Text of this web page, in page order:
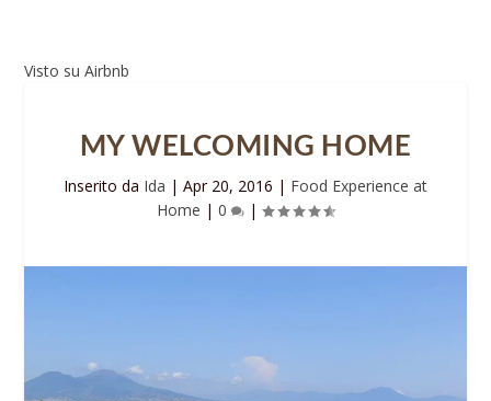
Visto su Airbnb
MY WELCOMING HOME
Inserito da Ida | Apr 20, 2016 | Food Experience at
Home | 0 |